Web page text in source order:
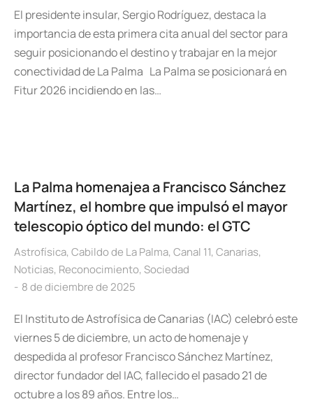
El presidente insular, Sergio Rodríguez, destaca la
importancia de esta primera cita anual del sector para
seguir posicionando el destino y trabajar en la mejor
conectividad de La Palma La Palma se posicionará en
Fitur 2026 incidiendo en las…
La Palma homenajea a Francisco Sánchez
Martínez, el hombre que impulsó el mayor
telescopio óptico del mundo: el GTC
Astrofísica, Cabildo de La Palma, Canal 11, Canarias,
Noticias, Reconocimiento, Sociedad
8 de diciembre de 2025
El Instituto de Astrofísica de Canarias (IAC) celebró este
viernes 5 de diciembre, un acto de homenaje y
despedida al profesor Francisco Sánchez Martínez,
director fundador del IAC, fallecido el pasado 21 de
octubre a los 89 años. Entre los…